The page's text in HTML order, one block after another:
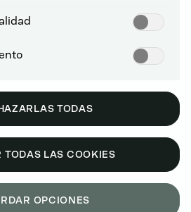
AMÉRICA
de prensa
TODAS
TODAS LAS COOKIES
OPCIONES